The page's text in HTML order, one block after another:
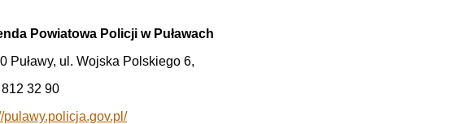
Powiatowa Policji w Puławach
Puławy, ul. Wojska Polskiego 6,
32 90
pulawy.policja.gov.pl/